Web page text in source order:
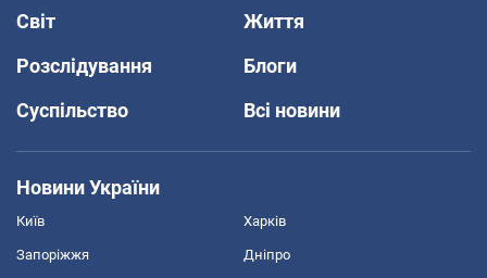
Світ
Життя
Розслідування
Блоги
Суспільство
Всі новини
Новини України
Київ Харків
Запоріжжя Дніпро